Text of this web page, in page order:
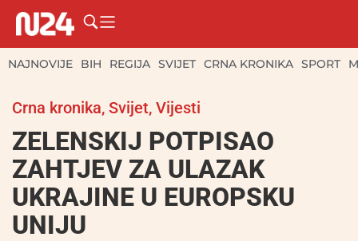
NAJNOVIJE BIH REGIJA SVIJET CRNA KRONIKA SPORT
Crna kronika, Svijet, Vijesti
ZELENSKIJ POTPISAO
ZAHTJEV ZA ULAZAK
UKRAJINE U EUROPSKU
UNIJU